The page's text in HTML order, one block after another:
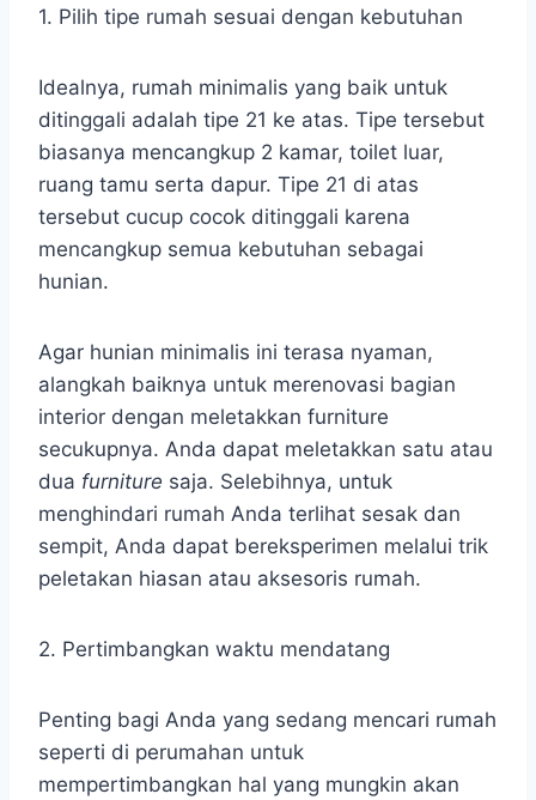
1. Pilih tipe rumah sesuai dengan kebutuhan
Idealnya, rumah minimalis yang baik untuk
ditinggali adalah tipe 21 ke atas. Tipe tersebut
biasanya mencangkup 2 kamar, toilet luar,
ruang tamu serta dapur. Tipe 21 di atas
tersebut cucup cocok ditinggali karena
mencangkup semua kebutuhan sebagai
hunian.
Agar hunian minimalis ini terasa nyaman,
alangkah baiknya untuk merenovasi bagian
interior dengan meletakkan furniture
secukupnya. Anda dapat meletakkan satu atau
dua furniture saja. Selebihnya, untuk
menghindari rumah Anda terlihat sesak dan
sempit, Anda dapat bereksperimen melalui trik
peletakan hiasan atau aksesoris rumah.
2. Pertimbangkan waktu mendatang
Penting bagi Anda yang sedang mencari rumah
seperti di perumahan untuk
mempertimbangkan hal yang mungkin akan